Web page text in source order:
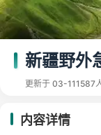
新疆野外
更新于 03-111587
内容详情